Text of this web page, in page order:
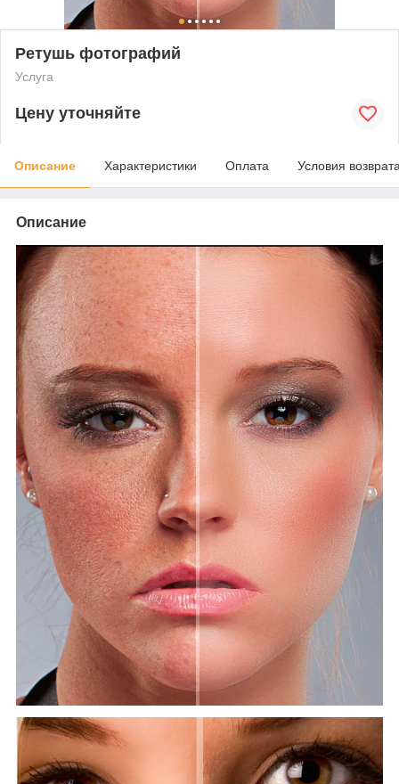
Ретушь фотографий
Услуга
Цену уточняйте
Описание Характеристики Оплата Условия
Описание